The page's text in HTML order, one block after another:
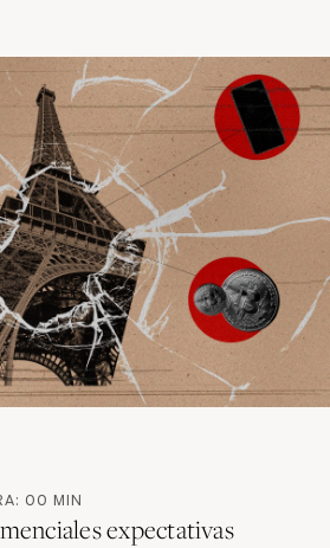
00 MIN
expectativas